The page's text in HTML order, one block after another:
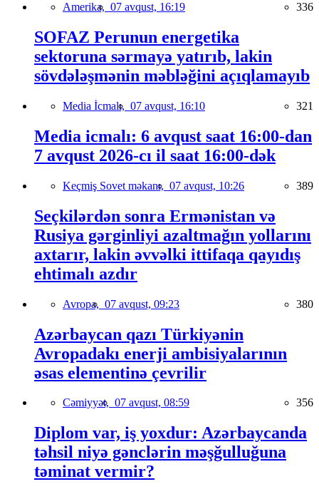
Amerika, 07 avqust, 16:19 336
SOFAZ Perunun energetika
sektoruna sərmayə yatırıb, lakin
sövdələşmənin məbləğini açıqlamayıb
Media İcmalı, 07 avqust, 16:10 321
Media icmalı: 6 avqust saat 16:00-dan
7 avqust 2026-cı il saat 16:00-dək
Keçmiş Sovet məkanı, 07 avqust, 10:26 389
Seçkilərdən sonra Ermənistan və
Rusiya gərginliyi azaltmağın yollarını
axtarır, lakin əvvəlki ittifaqa qayıdış
ehtimalı azdır
Avropa, 07 avqust, 09:23 380
Azərbaycan qazı Türkiyənin
Avropadakı enerji ambisiyalarının
əsas elementinə çevrilir
Cəmiyyət, 07 avqust, 08:59 356
Diplom var, iş yoxdur: Azərbaycanda
təhsil niyə gənclərin məşğulluğuna
təminat vermir?